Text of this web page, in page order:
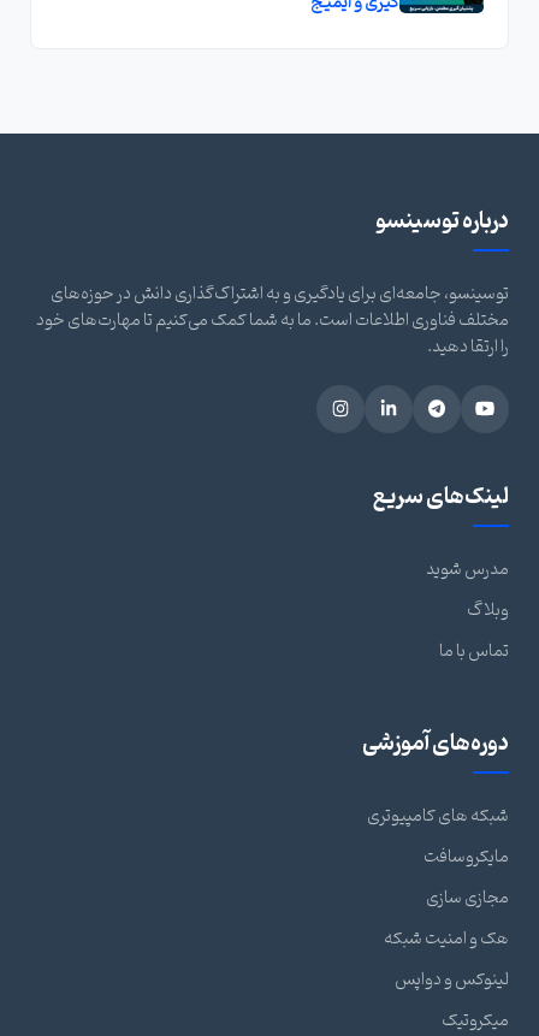
درباره توسینسو
توسینسو، جامعه‌ای برای یادگیری و به اشتراک‌گذاری دانش در حوزه‌های
مختلف فناوری اطلاعات است. ما به شما کمک می‌کنیم تا مهارت‌های خود
را ارتقا دهید.
لینک‌های سریع
مدرس شوید
وبلاگ
تماس با ما
دوره‌های آموزشی
شبکه های کامپیوتری
مایکروسافت
مجازی سازی
هک و امنیت شبکه
لینوکس و دواپس
میکروتیک